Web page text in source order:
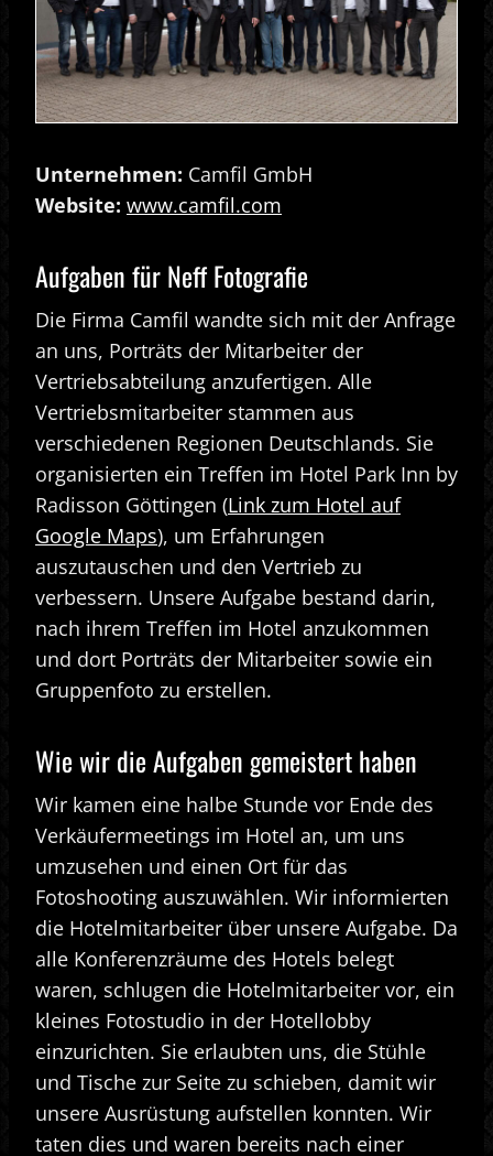
Unternehmen: Camfil GmbH
Website: www.camfil.com
Aufgaben für Neff Fotografie
Die Firma Camfil wandte sich mit der Anfrage
an uns, Porträts der Mitarbeiter der
Vertriebsabteilung anzufertigen. Alle
Vertriebsmitarbeiter stammen aus
verschiedenen Regionen Deutschlands. Sie
organisierten ein Treffen im Hotel Park Inn by
Radisson Göttingen (Link zum Hotel auf
Google Maps), um Erfahrungen
auszutauschen und den Vertrieb zu
verbessern. Unsere Aufgabe bestand darin,
nach ihrem Treffen im Hotel anzukommen
und dort Porträts der Mitarbeiter sowie ein
Gruppenfoto zu erstellen.
Wie wir die Aufgaben gemeistert haben
Wir kamen eine halbe Stunde vor Ende des
Verkäufermeetings im Hotel an, um uns
umzusehen und einen Ort für das
Fotoshooting auszuwählen. Wir informierten
die Hotelmitarbeiter über unsere Aufgabe. Da
alle Konferenzräume des Hotels belegt
waren, schlugen die Hotelmitarbeiter vor, ein
kleines Fotostudio in der Hotellobby
einzurichten. Sie erlaubten uns, die Stühle
und Tische zur Seite zu schieben, damit wir
unsere Ausrüstung aufstellen konnten. Wir
taten dies und waren bereits nach einer